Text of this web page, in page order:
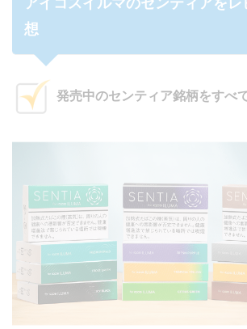
想
発売中のセンティア銘柄をすべ